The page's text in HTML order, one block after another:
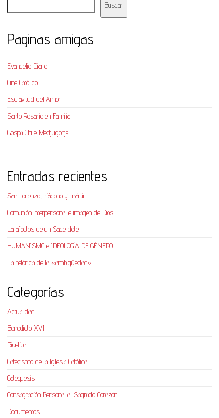
Buscar
Paginas amigas
Evangelio Diario
Cine Católico
Esclavitud del Amor
Santo Rosario en Familia
Gospa Chile Medjugorje
Entradas recientes
San Lorenzo, diácono y mártir
Comunión interpersonal e imagen de Dios
La afectos de un Sacerdote
HUMANISMO e IDEOLOGÍA DE GÉNERO
La retórica de la «ambigüedad»
Categorías
Actualidad
Benedicto XVI
Bioética
Catecismo de la Iglesia Católica
Catequesis
Consagración Personal al Sagrado Corazón
Documentos